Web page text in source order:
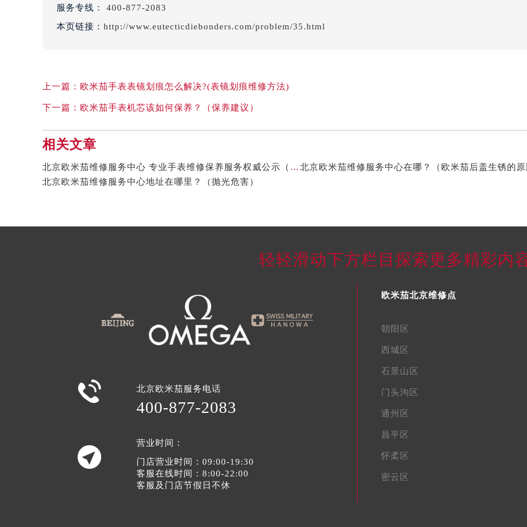
服务专线：
400-877-2083
本页链接： http://www.eutecticdiebonders.com/problem/35.html
上一篇： 欧米茄手表表镜划痕怎么解决?(表镜划痕维修方法)
下一篇： 欧米茄手表机芯该如何保养？（保养建议）
相关文章
北京欧米茄维修服务中心 专业手表维修保养服务权威公示（2026年7月最新）
北京欧米茄维修服务中心地址在哪里？（抛光危害）
轻轻滑动下方栏目探索更多精彩内
 北京欧米茄服务电话
400-877-2083

营业时间：
门店营业时间：09:00-19:30
客服在线时间：8:00-22:00
客服及门店节假日不休
欧米茄北京维修点
朝阳区
西城区
石景山区
门头沟区
通州区
昌平区
怀柔区
密云区